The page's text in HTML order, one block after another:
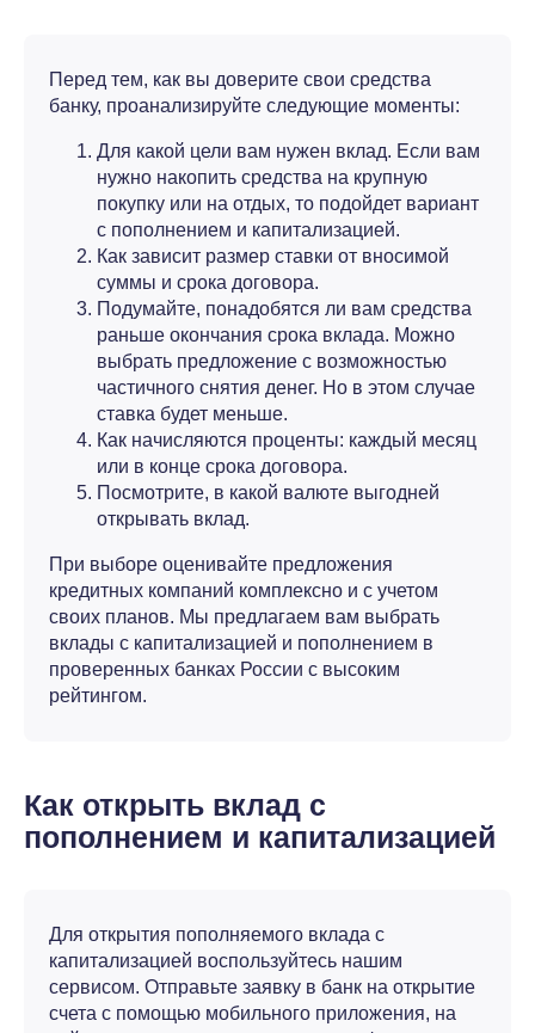
Перед тем, как вы доверите свои средства
банку, проанализируйте следующие моменты:
Для какой цели вам нужен вклад. Если вам
нужно накопить средства на крупную
покупку или на отдых, то подойдет вариант
с пополнением и капитализацией.
Как зависит размер ставки от вносимой
суммы и срока договора.
Подумайте, понадобятся ли вам средства
раньше окончания срока вклада. Можно
выбрать предложение с возможностью
частичного снятия денег. Но в этом случае
ставка будет меньше.
Как начисляются проценты: каждый месяц
или в конце срока договора.
Посмотрите, в какой валюте выгодней
открывать вклад.
При выборе оценивайте предложения
кредитных компаний комплексно и с учетом
своих планов. Мы предлагаем вам выбрать
вклады с капитализацией и пополнением в
проверенных банках России с высоким
рейтингом.
Как открыть вклад с
пополнением и капитализацией
Для открытия пополняемого вклада с
капитализацией воспользуйтесь нашим
сервисом. Отправьте заявку в банк на открытие
счета с помощью мобильного приложения, на